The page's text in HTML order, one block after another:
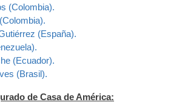
(Colombia).
(España).
(Ecuador).
(Brasil).
de Casa de América: